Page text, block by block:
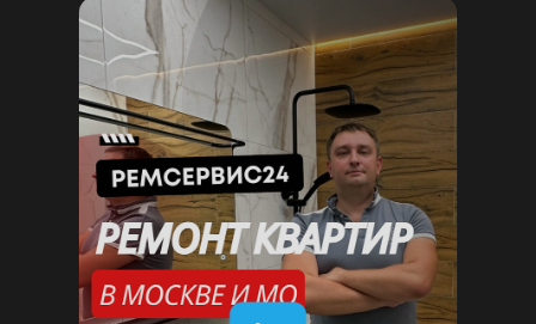
Качественный ремонт квартиры
со светлыми тонами